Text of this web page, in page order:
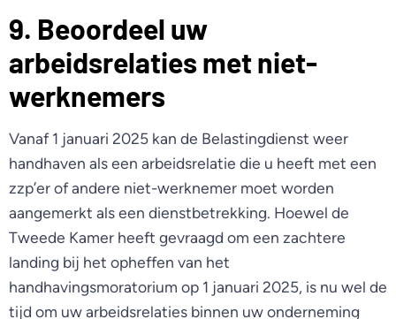
9. Beoordeel uw
arbeidsrelaties met niet-
werknemers
Vanaf 1 januari 2025 kan de Belastingdienst weer
handhaven als een arbeidsrelatie die u heeft met een
zzp’er of andere niet-werknemer moet worden
aangemerkt als een dienstbetrekking. Hoewel de
Tweede Kamer heeft gevraagd om een zachtere
landing bij het opheffen van het
handhavingsmoratorium op 1 januari 2025, is nu wel de
tijd om uw arbeidsrelaties binnen uw onderneming